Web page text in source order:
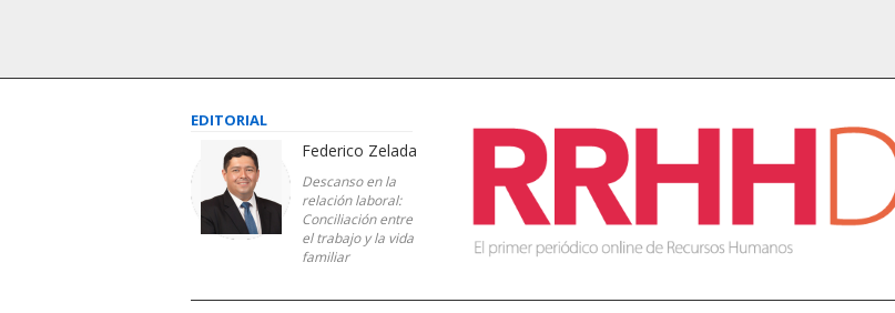
EDITORIAL
Federico Zelada
Descanso en la
relación laboral:
Conciliación entre
el trabajo y la vida
familiar